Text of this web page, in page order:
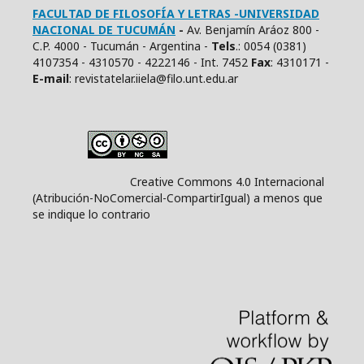
FACULTAD DE FILOSOFÍA Y LETRAS -UNIVERSIDAD
NACIONAL DE TUCUMÁN - Av. Benjamín Aráoz 800 -
C.P. 4000 - Tucumán - Argentina - Tels.: 0054 (0381)
4107354 - 4310570 - 4222146 - Int. 7452 Fax: 4310171 -
E-mail: revistatelar.iiela@filo.unt.edu.ar
Creative Commons 4.0 Internacional
(Atribución-NoComercial-CompartirIgual) a menos que
se indique lo contrario